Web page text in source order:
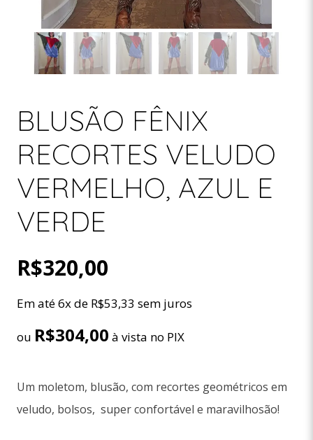
BLUSÃO FÊNIX
RECORTES VELUDO
VERMELHO, AZUL E
VERDE
R$320,00
Em até 6x de R$53,33 sem juros
ou R$304,00 à vista no PIX
Um moletom, blusão, com recortes geométricos em
veludo, bolsos, super confortável e maravilhosão!